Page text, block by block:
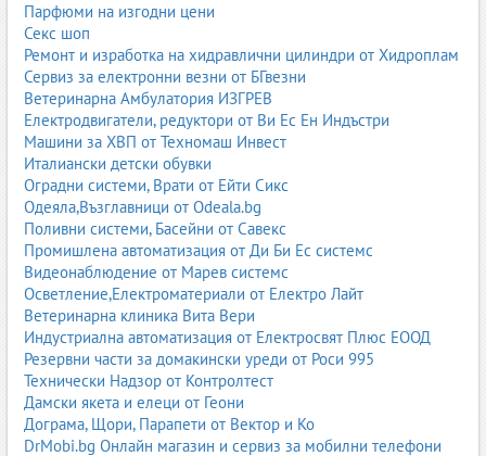
Парфюми на изгодни цени
Секс шоп
Ремонт и изработка на хидравлични цилиндри от Хидроплам
Сервиз за електронни везни от БГвезни
Ветеринарна Амбулатория ИЗГРЕВ
Електродвигатели, редуктори от Ви Ес Ен Индъстри
Машини за ХВП от Техномаш Инвест
Италиански детски обувки
Оградни системи, Врати от Ейти Сикс
Одеяла,Възглавници от Odeala.bg
Поливни системи, Басейни от Савекс
Промишлена автоматизация от Ди Би Ес системс
Видеонаблюдение от Марев системс
Осветление,Електроматериали от Електро Лайт
Ветеринарна клиника Вита Вери
Индустриална автоматизация от Електросвят Плюс ЕООД
Резервни части за домакински уреди от Роси 995
Технически Надзор от Контролтест
Дамски якета и елеци от Геони
Дограма, Щори, Парапети от Вектор и Ко
DrMobi.bg Онлайн магазин и сервиз за мобилни телефони